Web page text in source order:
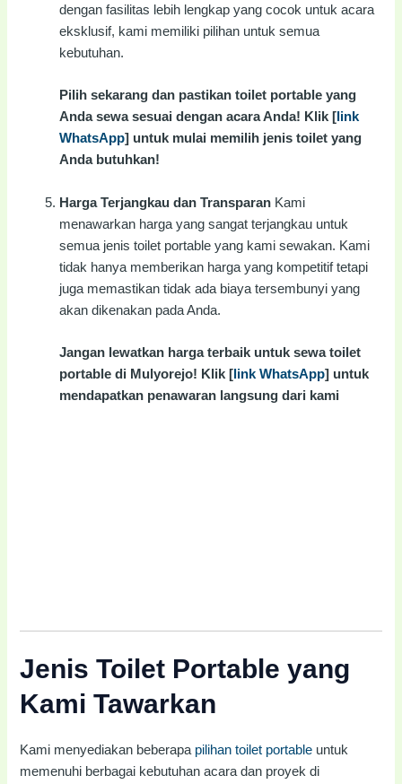
dengan fasilitas lebih lengkap yang cocok untuk acara
eksklusif, kami memiliki pilihan untuk semua
kebutuhan.
Pilih sekarang dan pastikan toilet portable yang
Anda sewa sesuai dengan acara Anda! Klik [ link
WhatsApp] untuk mulai memilih jenis toilet yang
Anda butuhkan!
Harga Terjangkau dan Transparan Kami
menawarkan harga yang sangat terjangkau untuk
semua jenis toilet portable yang kami sewakan. Kami
tidak hanya memberikan harga yang kompetitif tetapi
juga memastikan tidak ada biaya tersembunyi yang
akan dikenakan pada Anda.
Jangan lewatkan harga terbaik untuk sewa toilet
portable di Mulyorejo! Klik [ link WhatsApp] untuk
mendapatkan penawaran langsung dari kami
Jenis Toilet Portable yang
Kami Tawarkan
Kami menyediakan beberapa pilihan toilet portable untuk
memenuhi berbagai kebutuhan acara dan proyek di